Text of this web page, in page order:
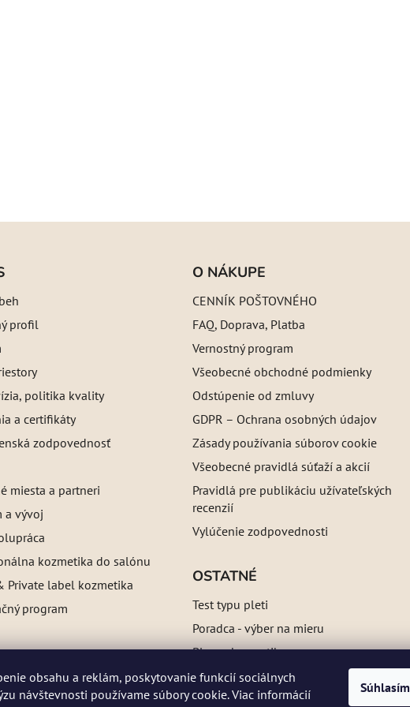
obsahu a reklám, poskytovanie funkcií sociálnych
návštevnosti používame súbory cookie. Viac informácií
Súhlasím
profil
politika kvality
a certifikáty
zodpovednosť
miesta a partneri
a vývoj
kozmetika do salónu
Private label kozmetika
program
O NÁKUPE
CENNÍK POŠTOVNÉHO
FAQ, Doprava, Platba
Vernostný program
Všeobecné obchodné podmienky
Odstúpenie od zmluvy
GDPR – Ochrana osobných údajov
Zásady používania súborov cookie
Všeobecné pravidlá súťaží a akcií
Pravidlá pre publikáciu užívateľských
recenzií
Vylúčenie zodpovednosti
OSTATNÉ
Test typu pleti
Poradca - výber na mieru
Blog o kozmetike
Referencie